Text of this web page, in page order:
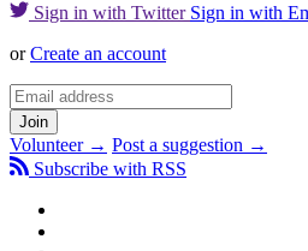
Sign in with Twitter Sign in with
orCreate an account
Volunteer → Post a suggestion →
Subscribe with RSS